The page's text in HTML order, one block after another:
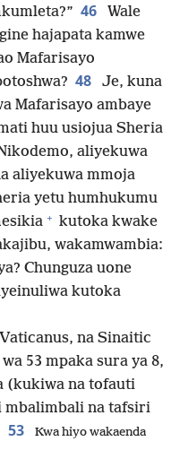
46
Wale
hajapata kamwe
Mafarisayo
48
Je, kuna
Mafarisayo ambaye
huu usiojua Sheria
aliyekuwa
aliyekuwa mmoja
yetu humhukumu
+ kutoka kwake
wakamwambia:
Chunguza uone
kutoka
na Sinaitic
53 mpaka sura ya 8,
(kukiwa na tofauti
mbalimbali na tafsiri
53
Kwa hiyo wakaenda